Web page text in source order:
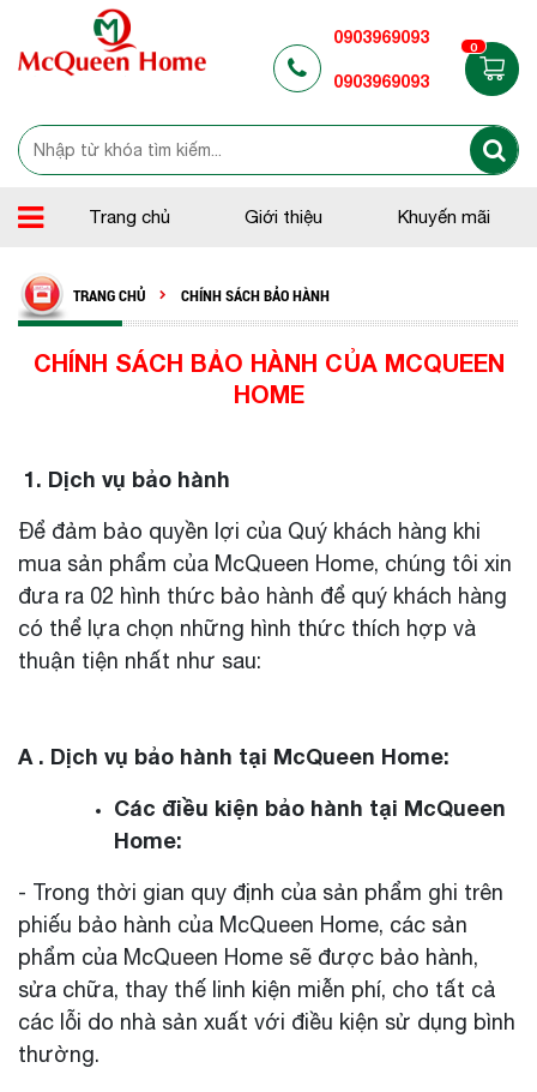
0903969093
0903969093
0
Trang chủ Giới thiệu Khuyến mãi
TRANG CHỦ CHÍNH SÁCH BẢO HÀNH
CHÍNH SÁCH BẢO HÀNH CỦA MCQUEEN
HOME
1. Dịch vụ bảo hành
Để đảm bảo quyền lợi của Quý khách hàng khi
mua sản phẩm của McQueen Home, chúng tôi xin
đưa ra 02 hình thức bảo hành để quý khách hàng
có thể lựa chọn những hình thức thích hợp và
thuận tiện nhất như sau:
A . Dịch vụ bảo hành tại McQueen Home:
Các điều kiện bảo hành tại McQueen
Home:
- Trong thời gian quy định của sản phẩm ghi trên
phiếu bảo hành của McQueen Home, các sản
phẩm của McQueen Home sẽ được bảo hành,
sửa chữa, thay thế linh kiện miễn phí, cho tất cả
các lỗi do nhà sản xuất với điều kiện sử dụng bình
thường.